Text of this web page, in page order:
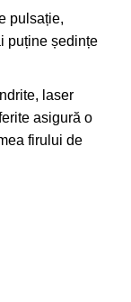
pulsație,
puține ședințe
laser
asigură o
firului de